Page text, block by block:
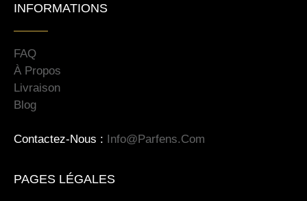
INFORMATIONS
FAQ
À Propos
Livraison
Blog
Contactez-Nous : Info@parfens.com
PAGES LÉGALES